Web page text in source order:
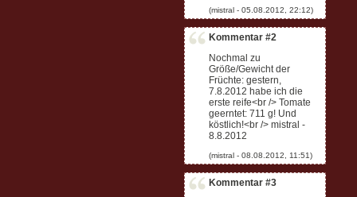
Kommentar #2
Nochmal zu
Größe/Gewicht der
Früchte: gestern,
7.8.2012 habe ich die
erste reife<br /> Tomate
geerntet: 711 g! Und
köstlich!<br /> mistral -
8.8.2012
Kommentar #3